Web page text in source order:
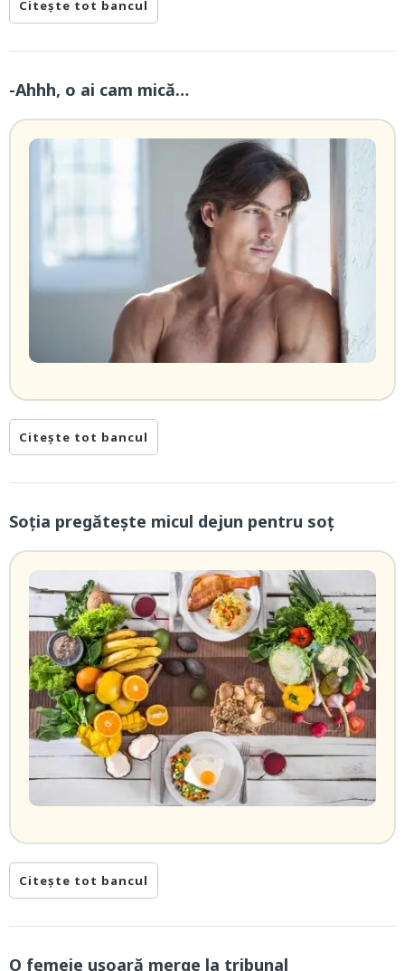
Citește tot bancul
-Ahhh, o ai cam mică…
Citește tot bancul
Soţia pregăteşte micul dejun pentru soţ
Citește tot bancul
O femeie ușoară merge la tribunal